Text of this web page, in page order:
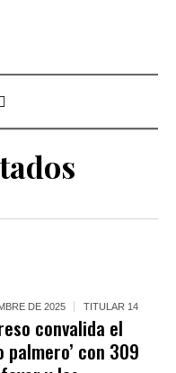
DE 2025 TITULAR 14
convalida el
palmero’ con 309